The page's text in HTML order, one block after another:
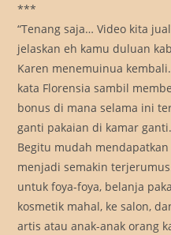
***
“Tenang saja… Video kita
jelaskan eh kamu duluan
Karen menemuinua
kata Florensia sambil
bonus di mana selama ini
ganti pakaian di kamar ganti.
Begitu mudah
menjadi semakin
untuk foya-foya, belanja
kosmetik mahal, ke salon,
artis atau anak-anak orang